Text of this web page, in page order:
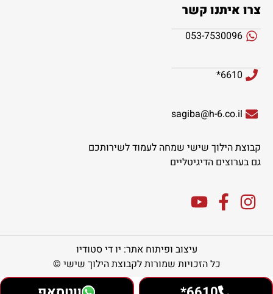
צרו איתנו קשר
053-7530096
6610*
sagiba@h-6.co.il
קבוצת הילוך שישי שמחה לעמוד לשירותכם
גם בערוצים הדיגיטליים
עיצוב ופיתוח אתר: יו די סטודיו
כל הזכויות שמורות לקבוצת הילוך שישי ©